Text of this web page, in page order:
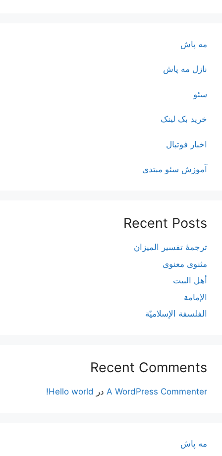
مه پاش
نازل مه پاش
سئو
خرید بک لینک
اخبار فوتبال
آموزش سئو مبتدی
Recent Posts
ترجمۀ تفسیر المیزان
مثنوی معنوی
أهل البيت
الإمامة
الفلسفة الإسلاميّة
Recent Comments
A WordPress Commenter در Hello world!
مه پاش